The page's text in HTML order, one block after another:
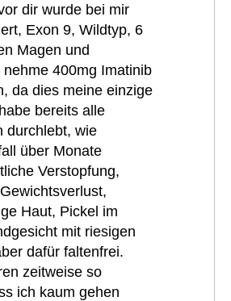
dir wurde bei mir
Exon 9, Wildtyp, 6
Magen und
400mg Imatinib
da dies meine einzige
bereits alle
durchlebt, wie
über Monate
Verstopfung,
Haut, Pickel im
mit riesigen
dafür faltenfrei.
zeitweise so
ich kaum gehen